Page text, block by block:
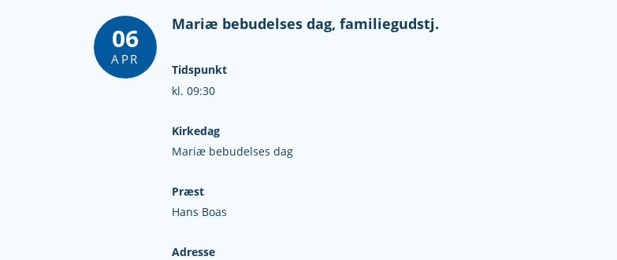
06
APR
Mariæ bebudelses dag, familiegudstj.
Tidspunkt
kl. 09:30
Kirkedag
Mariæ bebudelses dag
Præst
Hans Boas
Adresse